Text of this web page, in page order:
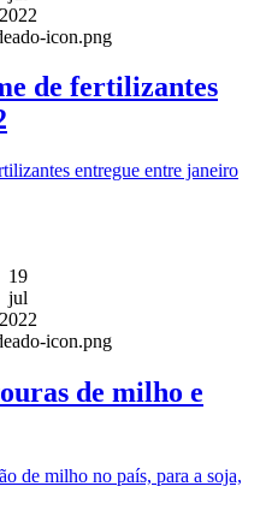
2022
de fertilizantes
entregue entre janeiro
19
jul
2022
de milho e
de milho no país, para a soja,